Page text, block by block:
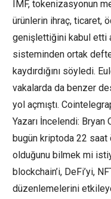
IMF, tokenizasyonun
ürünlerin ihraç, ticaret,
genişlettiğini kabul etti
sisteminden ortak
kaydırdığını söyledi.
vakalarda da benzer
yol açmıştı.
Yazarı İncelendi: Bryan
bugün kriptoda 22 saat
olduğunu bilmek mi
blockchain’i, DeFi’yi,
düzenlemelerini